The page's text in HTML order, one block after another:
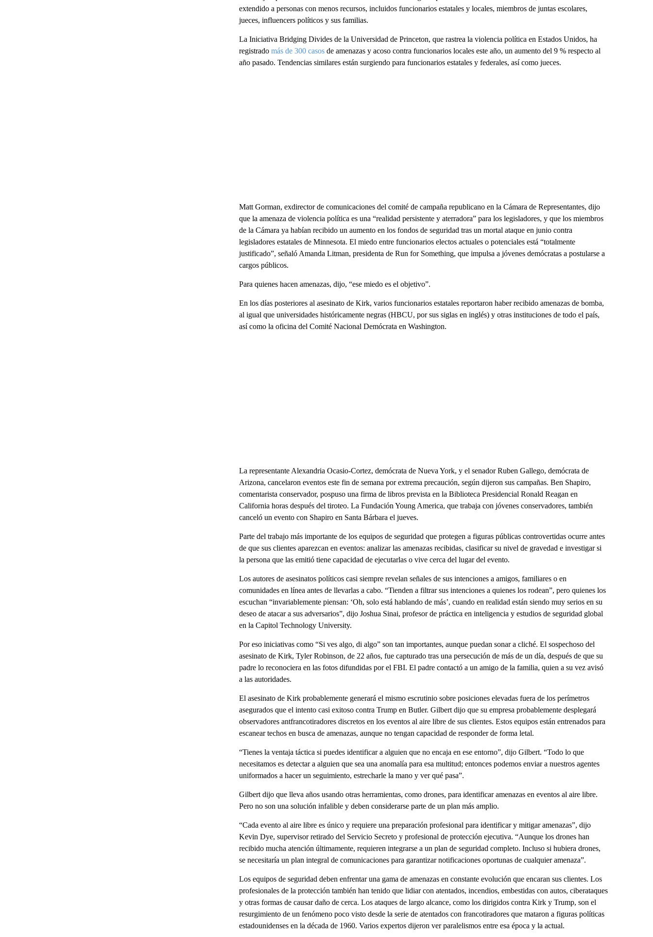
extendido a personas con menos recursos, incluidos funcionarios estatales y locales, miembros de juntas escolares,
jueces, influencers políticos y sus familias.
La Iniciativa Bridging Divides de la Universidad de Princeton, que rastrea la violencia política en Estados Unidos, ha
registrado más de 300 casosde amenazas y acoso contra funcionarios locales este año, un aumento del 9 % respecto al
año pasado. Tendencias similares están surgiendo para funcionarios estatales y federales, así como jueces.
Matt Gorman, exdirector de comunicaciones del comité de campaña republicano en la Cámara de Representantes, dijo
que la amenaza de violencia política es una “realidad persistente y aterradora” para los legisladores, y que los miembros
de la Cámara ya habían recibido un aumento en los fondos de seguridad tras un mortal ataque en junio contra
legisladores estatales de Minnesota. El miedo entre funcionarios electos actuales o potenciales está “totalmente
justificado”, señaló Amanda Litman, presidenta de Run for Something, que impulsa a jóvenes demócratas a postularse a
cargos públicos.
Para quienes hacen amenazas, dijo, “ese miedo es el objetivo”.
En los días posteriores al asesinato de Kirk, varios funcionarios estatales reportaron haber recibido amenazas de bomba,
al igual que universidades históricamente negras (HBCU, por sus siglas en inglés) y otras instituciones de todo el país,
así como la oficina del Comité Nacional Demócrata en Washington.
La representante Alexandria Ocasio-Cortez, demócrata de Nueva York, y el senador Ruben Gallego, demócrata de
Arizona, cancelaron eventos este fin de semana por extrema precaución, según dijeron sus campañas. Ben Shapiro,
comentarista conservador, pospuso una firma de libros prevista en la Biblioteca Presidencial Ronald Reagan en
California horas después del tiroteo. La Fundación Young America, que trabaja con jóvenes conservadores, también
canceló un evento con Shapiro en Santa Bárbara el jueves.
Parte del trabajo más importante de los equipos de seguridad que protegen a figuras públicas controvertidas ocurre antes
de que sus clientes aparezcan en eventos: analizar las amenazas recibidas, clasificar su nivel de gravedad e investigar si
la persona que las emitió tiene capacidad de ejecutarlas o vive cerca del lugar del evento.
Los autores de asesinatos políticos casi siempre revelan señales de sus intenciones a amigos, familiares o en
comunidades en línea antes de llevarlas a cabo. “Tienden a filtrar sus intenciones a quienes los rodean”, pero quienes los
escuchan “invariablemente piensan: ‘Oh, solo está hablando de más’, cuando en realidad están siendo muy serios en su
deseo de atacar a sus adversarios”, dijo Joshua Sinai, profesor de práctica en inteligencia y estudios de seguridad global
en la Capitol Technology University.
Por eso iniciativas como “Si ves algo, di algo” son tan importantes, aunque puedan sonar a cliché. El sospechoso del
asesinato de Kirk, Tyler Robinson, de 22 años, fue capturado tras una persecución de más de un día, después de que su
padre lo reconociera en las fotos difundidas por el FBI. El padre contactó a un amigo de la familia, quien a su vez avisó
a las autoridades.
El asesinato de Kirk probablemente generará el mismo escrutinio sobre posiciones elevadas fuera de los perímetros
asegurados que el intento casi exitoso contra Trump en Butler. Gilbert dijo que su empresa probablemente desplegará
observadores antfrancotiradores discretos en los eventos al aire libre de sus clientes. Estos equipos están entrenados para
escanear techos en busca de amenazas, aunque no tengan capacidad de responder de forma letal.
“Tienes la ventaja táctica si puedes identificar a alguien que no encaja en ese entorno”, dijo Gilbert. “Todo lo que
necesitamos es detectar a alguien que sea una anomalía para esa multitud; entonces podemos enviar a nuestros agentes
uniformados a hacer un seguimiento, estrecharle la mano y ver qué pasa”.
Gilbert dijo que lleva años usando otras herramientas, como drones, para identificar amenazas en eventos al aire libre.
Pero no son una solución infalible y deben considerarse parte de un plan más amplio.
“Cada evento al aire libre es único y requiere una preparación profesional para identificar y mitigar amenazas”, dijo
Kevin Dye, supervisor retirado del Servicio Secreto y profesional de protección ejecutiva. “Aunque los drones han
recibido mucha atención últimamente, requieren integrarse a un plan de seguridad completo. Incluso si hubiera drones,
se necesitaría un plan integral de comunicaciones para garantizar notificaciones oportunas de cualquier amenaza”.
Los equipos de seguridad deben enfrentar una gama de amenazas en constante evolución que encaran sus clientes. Los
profesionales de la protección también han tenido que lidiar con atentados, incendios, embestidas con autos, ciberataques
y otras formas de causar daño de cerca. Los ataques de largo alcance, como los dirigidos contra Kirk y Trump, son el
resurgimiento de un fenómeno poco visto desde la serie de atentados con francotiradores que mataron a figuras políticas
estadounidenses en la década de 1960. Varios expertos dijeron ver paralelismos entre esa época y la actual.